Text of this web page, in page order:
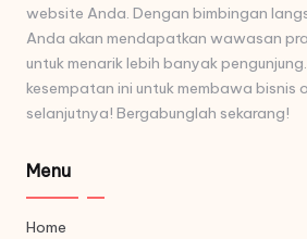
website Anda. Dengan bimbingan
Anda akan mendapatkan wawasan
untuk menarik lebih banyak
kesempatan ini untuk membawa bisnis
selanjutnya! Bergabunglah sekarang!
Menu
Home